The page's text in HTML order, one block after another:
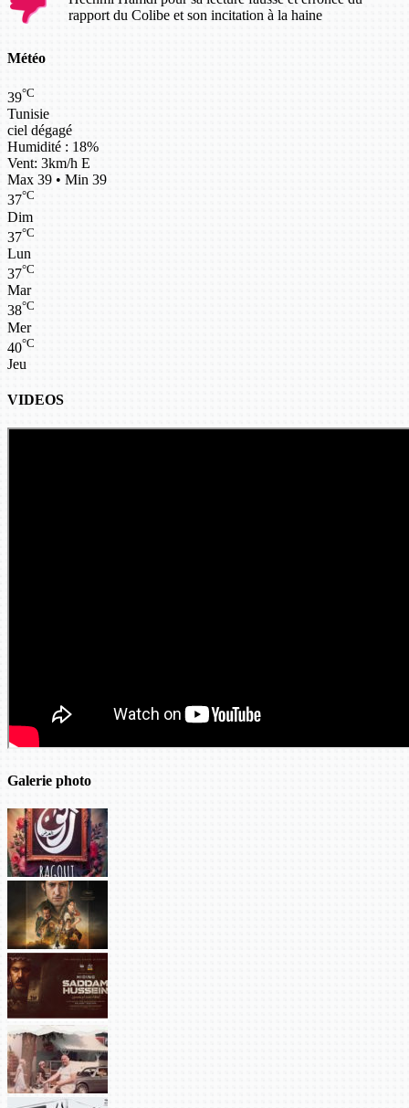
rapport du Colibe et son incitation à la haine
Météo
39°C
Tunisie
ciel dégagé
Humidité : 18%
Vent: 3km/h E
Max 39 • Min 39
37°C
Dim
37°C
Lun
37°C
Mar
38°C
Mer
40°C
Jeu
VIDEOS
Galerie photo